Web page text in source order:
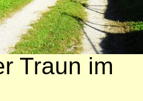
Traun im